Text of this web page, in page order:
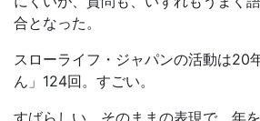
合となった。
スローライフ・ジャパンの活動は20
ん」124回。すごい。
すばらしい。そのままの表現で、年